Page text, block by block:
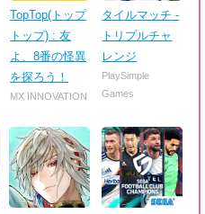
TopTop(トップ
トップ) : 友
よ、8番の怪異
を探ろう！
MX INNOVATION
タイルマッチ -
トリプルチャ
レンジ
PlaySimple
Games